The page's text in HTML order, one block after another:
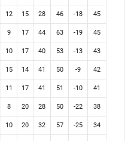
12 15 28 46 -18 45
9 17 44 63 -19 45
10 17 40 53 -13 43
15 14 41 50 -9 42
11 17 41 51 -10 41
8 20 28 50 -22 38
10 20 32 57 -25 34